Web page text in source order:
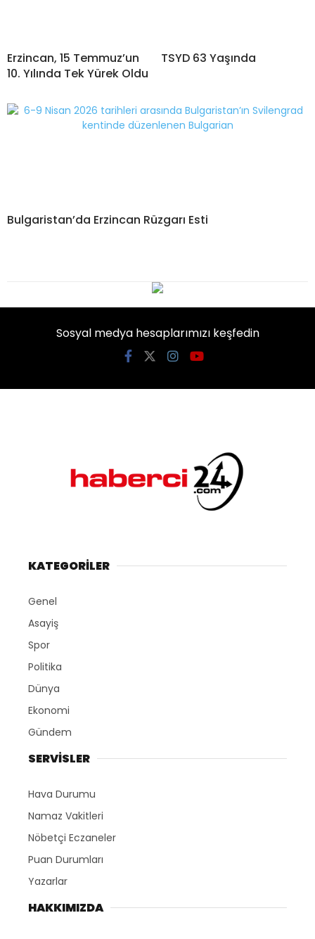
Erzincan, 15 Temmuz’un
10. Yılında Tek Yürek Oldu
TSYD 63 Yaşında
Bulgaristan’da Erzincan Rüzgarı Esti
Sosyal medya hesaplarımızı keşfedin
KATEGORİLER
Genel
Asayiş
Spor
Politika
Dünya
Ekonomi
Gündem
SERVİSLER
Hava Durumu
Namaz Vakitleri
Nöbetçi Eczaneler
Puan Durumları
Yazarlar
HAKKIMIZDA